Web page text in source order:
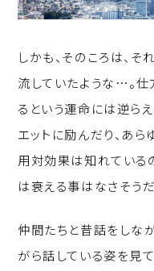
しかも、そのころは、
流していたような…。仕
るという運命には逆らえ
エットに励んだり、あ
用対効果は知れている
は衰える事はなさそうだ
仲間たちと昔話をしな
がら話している姿を見